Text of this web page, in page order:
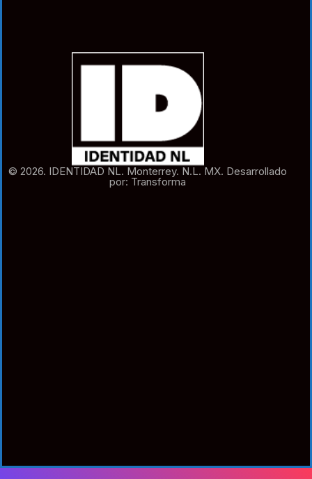
© 2026. IDENTIDAD NL. Monterrey. N.L. MX. Desarrollado
por: Transforma